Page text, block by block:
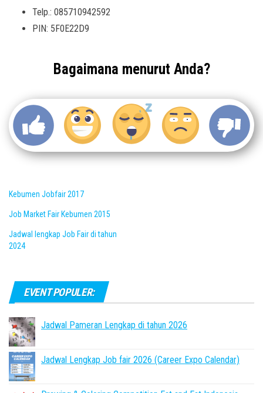
Telp.: 085710942592
PIN: 5F0E22D9
Bagaimana menurut Anda?
Kebumen Jobfair 2017
Job Market Fair Kebumen 2015
Jadwal lengkap Job Fair di tahun
2024
EVENT POPULER:
Jadwal Pameran Lengkap di tahun 2026
Jadwal Lengkap Job fair 2026 (Career Expo Calendar)